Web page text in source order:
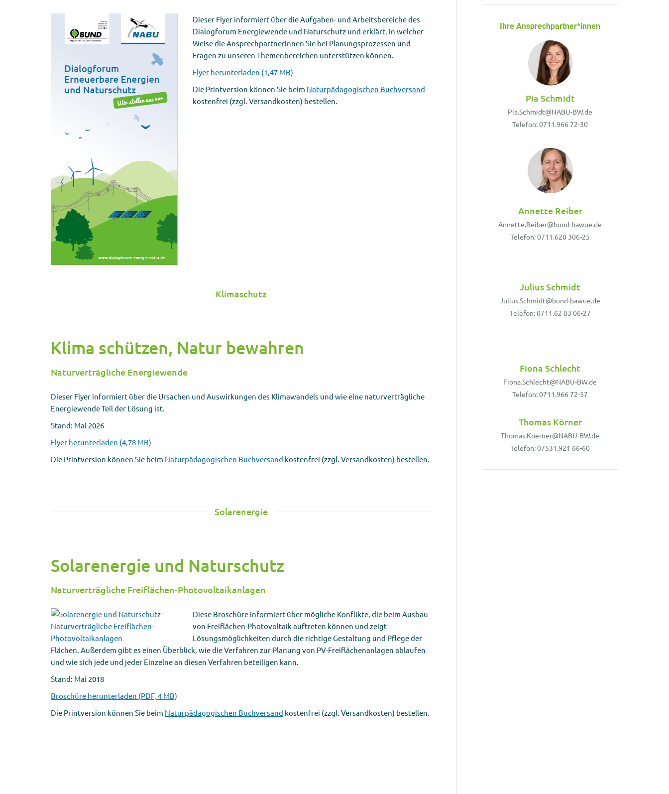
Dieser Flyer informiert über die Aufgaben- und Arbeitsbereiche des
Dialogforum Energiewende und Naturschutz und erklärt, in welcher
Weise die Ansprechpartnerinnen Sie bei Planungsprozessen und
Fragen zu unseren Themenbereichen unterstützen können.
Flyer herunterladen (1,47 MB)
Die Printversion können Sie beim Naturpädagogischen Buchversand
kostenfrei (zzgl. Versandkosten) bestellen.
Klimaschutz
Klima schützen, Natur bewahren
Naturverträgliche Energiewende
Dieser Flyer informiert über die Ursachen und Auswirkungen des Klimawandels und wie eine naturverträgliche
Energiewende Teil der Lösung ist.
Stand: Mai 2026
Flyer herunterladen (4,78 MB)
Die Printversion können Sie beim Naturpädagogischen Buchversand kostenfrei (zzgl. Versandkosten) bestellen.
Solarenergie
Solarenergie und Naturschutz
Naturverträgliche Freiflächen-Photovoltaikanlagen
Diese Broschüre informiert über mögliche Konflikte, die beim Ausbau
von Freiflächen-Photovoltaik auftreten können und zeigt
Lösungsmöglichkeiten durch die richtige Gestaltung und Pflege der
Flächen. Außerdem gibt es einen Überblick, wie die Verfahren zur Planung von PV-Freiflächenanlagen ablaufen
und wie sich jede und jeder Einzelne an diesen Verfahren beteiligen kann.
Stand: Mai 2018
Broschüre herunterladen (PDF, 4 MB)
Die Printversion können Sie beim Naturpädagogischen Buchversand kostenfrei (zzgl. Versandkosten) bestellen.
Ihre Ansprechpartner*innen
Pia Schmidt
Pia.Schmidt@NABU-BW.de
Telefon: 0711.966 72-30
Annette Reiber
Annette.Reiber@bund-bawue.de
Telefon: 0711.620 306-25
Julius Schmidt
Julius.Schmidt@bund-bawue.de
Telefon: 0711.62 03 06-27
Fiona Schlecht
Fiona.Schlecht@NABU-BW.de
Telefon: 0711.966 72-57
Thomas Körner
Thomas.Koerner@NABU-BW.de
Telefon: 07531.921 66-60